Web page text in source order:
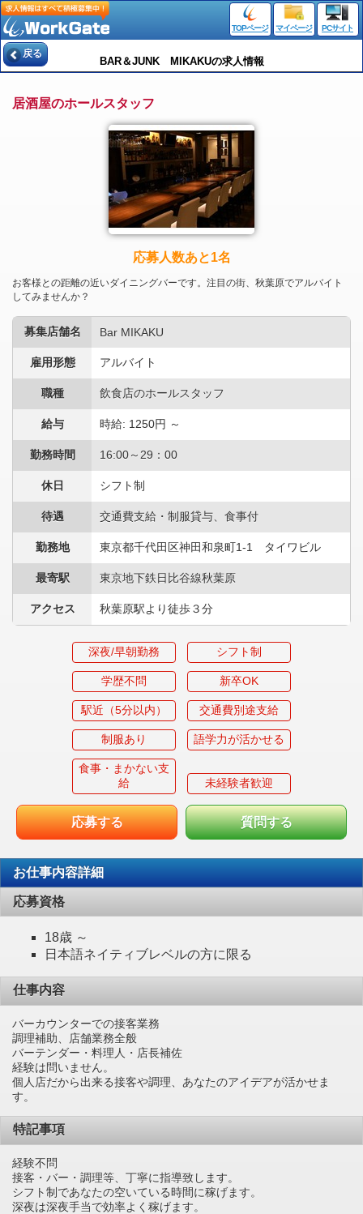
TOPページ マイページ PCサイト
戻る
BAR＆JUNK MIKAKUの求人情報
居酒屋のホールスタッフ
応募人数あと1名
お客様との距離の近いダイニングバーです。注目の街、秋葉原でアルバイト
してみませんか？
募集店舗名 Bar MIKAKU
雇用形態 アルバイト
職種 飲食店のホールスタッフ
給与 時給: 1250円 ～
勤務時間 16:00～29：00
休日 シフト制
待遇 交通費支給・制服貸与、食事付
勤務地 東京都千代田区神田和泉町1-1 タイワビル
最寄駅 東京地下鉄日比谷線秋葉原
アクセス 秋葉原駅より徒歩３分
深夜/早朝勤務 シフト制
学歴不問 新卒OK
駅近（5分以内） 交通費別途支給
制服あり 語学力が活かせる
食事・まかない支
給
未経験者歓迎
応募する 質問する
お仕事内容詳細
応募資格
18歳 ～
日本語ネイティブレベルの方に限る
仕事内容
バーカウンターでの接客業務
調理補助、店舗業務全般
バーテンダー・料理人・店長補佐
経験は問いません。
個人店だから出来る接客や調理、あなたのアイデアが活かせま
す。
特記事項
経験不問
接客・バー・調理等、丁寧に指導致します。
シフト制であなたの空いている時間に稼げます。
深夜は深夜手当で効率よく稼げます。